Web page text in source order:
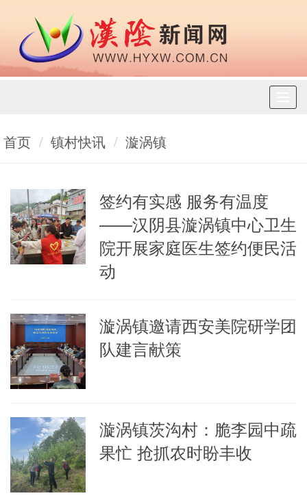
首页 镇村快讯 漩涡镇
签约有实感 服务有温度
——汉阴县漩涡镇中心卫生
院开展家庭医生签约便民活
动
漩涡镇邀请西安美院研学团
队建言献策
漩涡镇茨沟村：脆李园中疏
果忙 抢抓农时盼丰收